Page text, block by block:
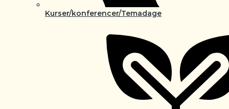
Kurser/konferencer/Temadage